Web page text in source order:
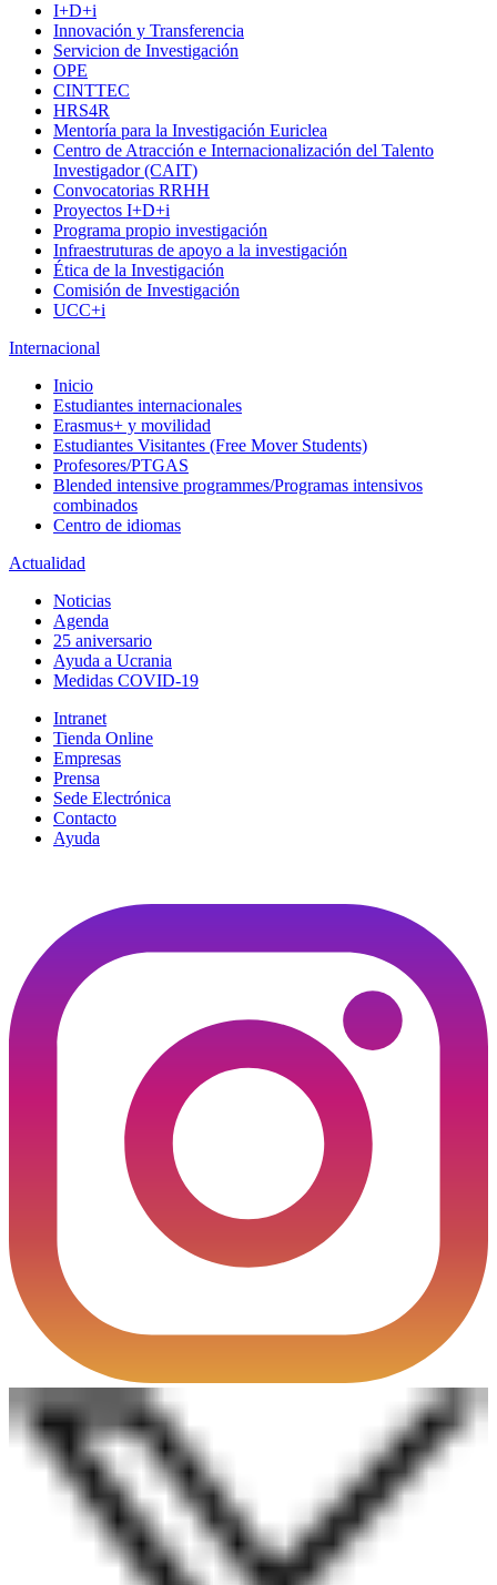
I+D+i
Innovación y Transferencia
Servicion de Investigación
OPE
CINTTEC
HRS4R
Mentoría para la Investigación Euriclea
Centro de Atracción e Internacionalización del Talento
Investigador (CAIT)
Convocatorias RRHH
Proyectos I+D+i
Programa propio investigación
Infraestruturas de apoyo a la investigación
Ética de la Investigación
Comisión de Investigación
UCC+i
Internacional
Inicio
Estudiantes internacionales
Erasmus+ y movilidad
Estudiantes Visitantes (Free Mover Students)
Profesores/PTGAS
Blended intensive programmes/Programas intensivos
combinados
Centro de idiomas
Actualidad
Noticias
Agenda
25 aniversario
Ayuda a Ucrania
Medidas COVID-19
Intranet
Tienda Online
Empresas
Prensa
Sede Electrónica
Contacto
Ayuda